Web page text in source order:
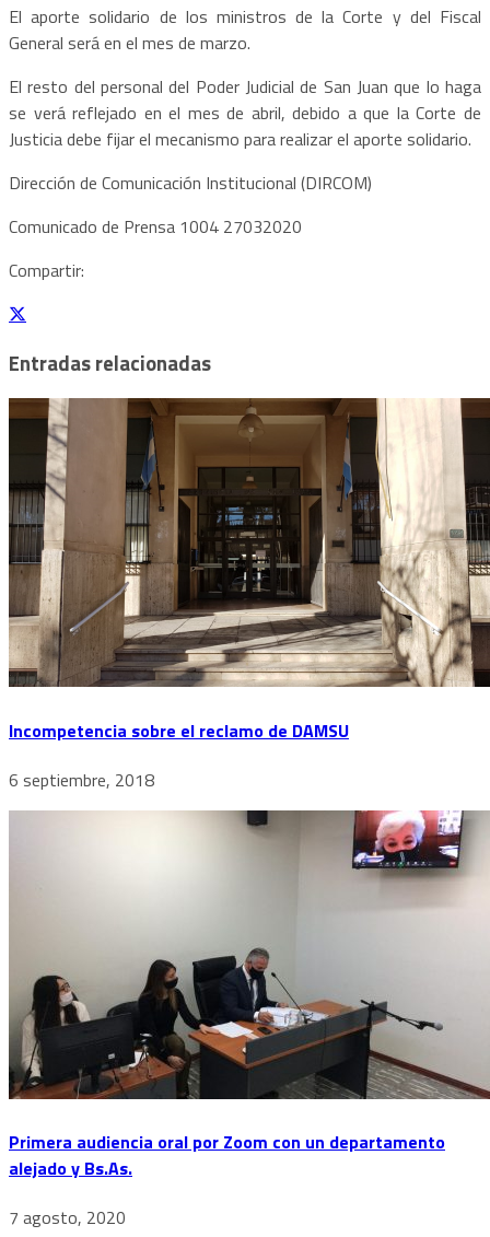
El aporte solidario de los ministros de la Corte y del Fiscal
General será en el mes de marzo.
El resto del personal del Poder Judicial de San Juan que lo haga
se verá reflejado en el mes de abril, debido a que la Corte de
Justicia debe fijar el mecanismo para realizar el aporte solidario.
Dirección de Comunicación Institucional (DIRCOM)
Comunicado de Prensa 1004 27032020
Compartir:
Entradas relacionadas
Incompetencia sobre el reclamo de DAMSU
6 septiembre, 2018
Primera audiencia oral por Zoom con un departamento
alejado y Bs.As.
7 agosto, 2020